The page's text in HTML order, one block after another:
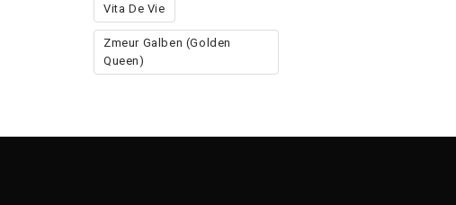
Vita De Vie
Zmeur Galben (golden
Queen)